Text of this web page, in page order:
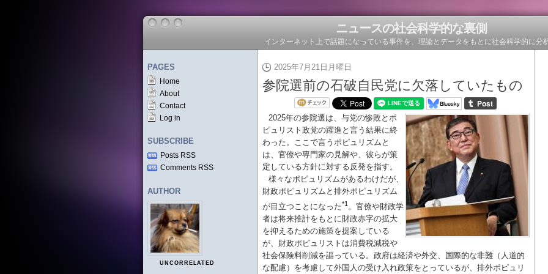
ニュースの社会科学的な裏側
インターネット上で話題になっている事件を、理論とデータをもとに社会科学的に分
PAGES
Home
About
Contact
Log in
SUBSCRIBE
Posts RSS
Comments RSS
AUTHOR
UNCORRELATED
2025年7月21日月曜日
参院選前の石破自民党に欠落していたもの
2025年の参院選は、与党の惨敗とポ
ピュリスト政党の躍進と言う結果に終
わった。ここで言うポピュリズムと
は、官僚や専門家の見解や、彼らが策
定している方針に対する反発を指す。
様々なポピュリズムがあるわけだが、
財政ポピュリズムと排外ポピュリズム
が目立つことになった*1 。官僚や財政学
者は将来推計をもとに財政赤字の拡大
を抑えるための施策を提案している
が、財政ポピュリストは消費税減税や
社会保険料削減を謳っている。政府は経済や外交、国際的な非難（人道的
な配慮）を考慮して外国人の受け入れ政策をとっているが、排外ポピュリ